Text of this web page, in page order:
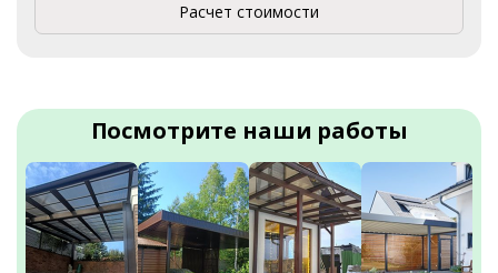
Посмотрите наши работы
Расчет стоимости